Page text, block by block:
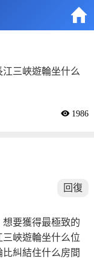

三峽遊輪坐什么
 1986
回復
要獲得最極致的
峽遊輪坐什么位
糾結住什么房間